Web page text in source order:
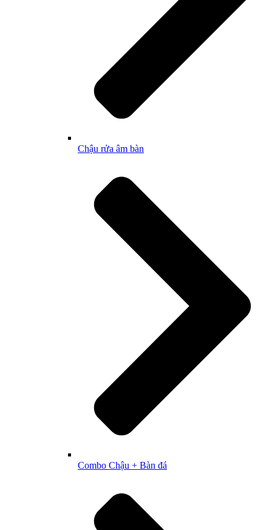
Chậu rửa âm bàn
Combo Chậu + Bàn đá